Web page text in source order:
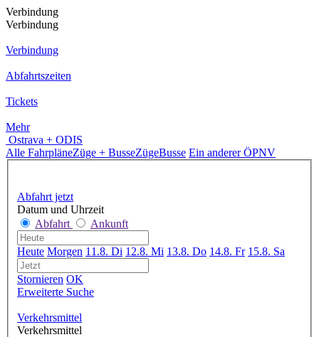
Verbindung
Verbindung
Verbindung
Abfahrtszeiten
Tickets
Mehr
Ostrava + ODIS
Alle FahrpläneZüge + BusseZügeBusse Ein anderer ÖPNV
Abfahrt jetzt
Datum und Uhrzeit
Abfahrt
Ankunft
Heute Morgen 11.8. Di 12.8. Mi 13.8. Do 14.8. Fr 15.8. Sa
Stornieren OK
Erweiterte Suche
Verkehrsmittel
Verkehrsmittel